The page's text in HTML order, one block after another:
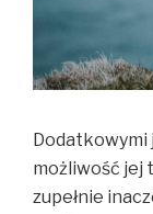
Dodatkowymi
możliwość jej
zupełnie